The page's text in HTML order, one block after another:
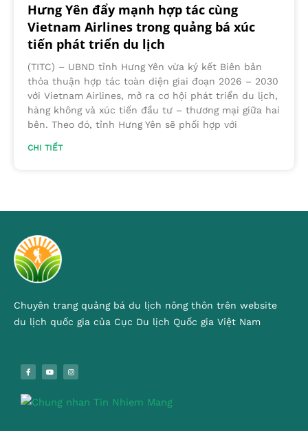
Hưng Yên đẩy mạnh hợp tác cùng
Vietnam Airlines trong quảng bá xúc
tiến phát triển du lịch
(TITC) – UBND tỉnh Hưng Yên vừa ký kết Biên bản
thỏa thuận hợp tác toàn diện giai đoạn 2026 – 2030
với Vietnam Airlines, mở ra cơ hội phát triển du lịch,
hàng không và xúc tiến đầu tư – thương mại giữa hai
bên. Theo đó, tỉnh Hưng Yên sẽ phối hợp với
CHI TIẾT
Chuyên trang quảng bá du lịch nông thôn trên website
du lịch quốc gia của Cục Du lịch Quốc gia Việt Nam